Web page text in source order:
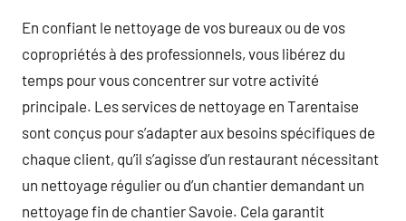
En confiant le nettoyage de vos bureaux ou de vos
copropriétés à des professionnels, vous libérez du
temps pour vous concentrer sur votre activité
principale. Les services de nettoyage en Tarentaise
sont conçus pour s’adapter aux besoins spécifiques de
chaque client, qu’il s’agisse d’un restaurant nécessitant
un nettoyage régulier ou d’un chantier demandant un
nettoyage fin de chantier Savoie. Cela garantit